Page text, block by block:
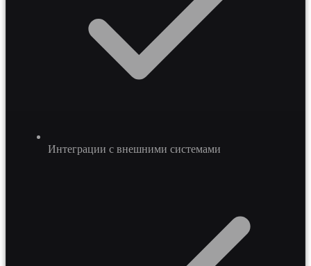
Интеграции с внешними системами